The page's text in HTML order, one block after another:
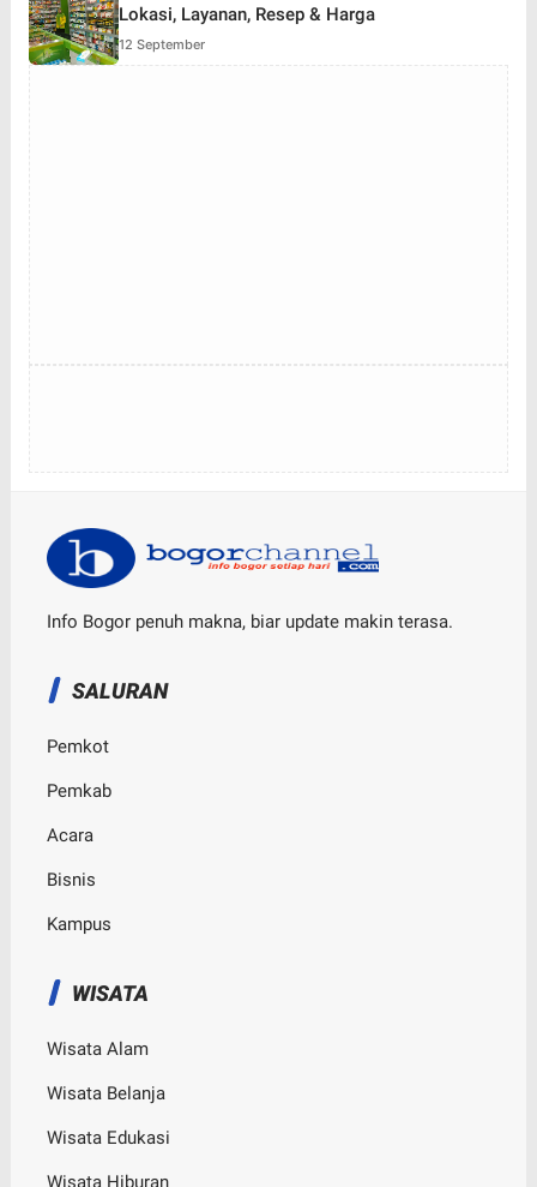
Lokasi, Layanan, Resep & Harga
12 September
Info Bogor penuh makna, biar update makin terasa.
SALURAN
Pemkot
Pemkab
Acara
Bisnis
Kampus
WISATA
Wisata Alam
Wisata Belanja
Wisata Edukasi
Wisata Hiburan